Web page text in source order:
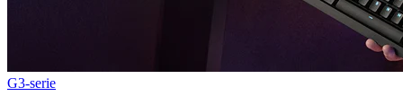
G3-serie